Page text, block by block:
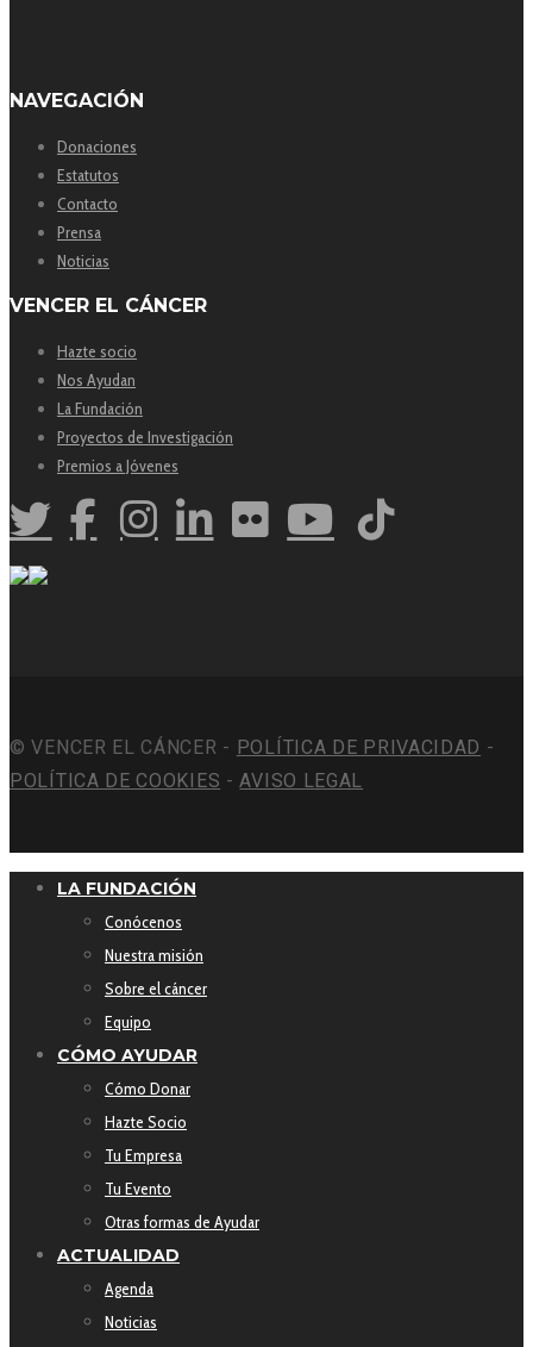
NAVEGACIÓN
Donaciones
Estatutos
Contacto
Prensa
Noticias
VENCER EL CÁNCER
Hazte socio
Nos Ayudan
La Fundación
Proyectos de Investigación
Premios a Jóvenes
© VENCER EL CÁNCER - POLÍTICA DE PRIVACIDAD -
POLÍTICA DE COOKIES -AVISO LEGAL
LA FUNDACIÓN
Conócenos
Nuestra misión
Sobre el cáncer
Equipo
CÓMO AYUDAR
Cómo Donar
Hazte Socio
Tu Empresa
Tu Evento
Otras formas de Ayudar
ACTUALIDAD
Agenda
Noticias